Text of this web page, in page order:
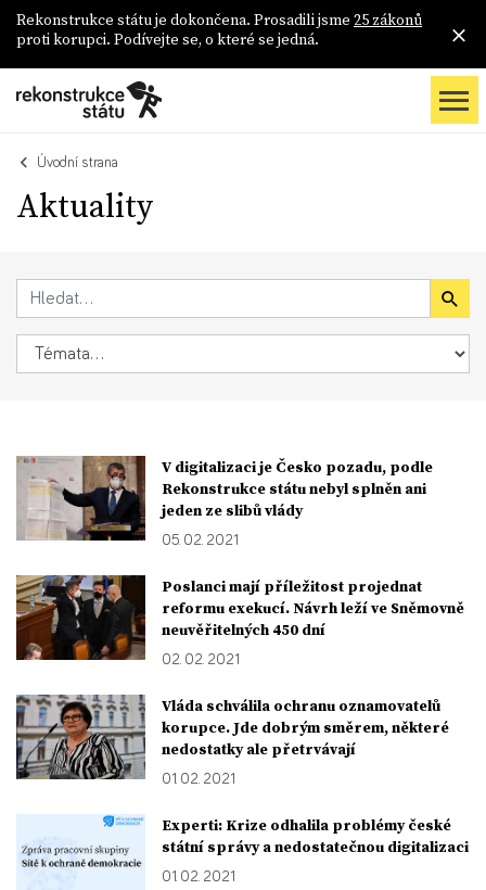
Rekonstrukce státu je dokončena. Prosadili jsme 25 zákonů
proti korupci. Podívejte se, o které se jedná.
Úvodní strana
Aktuality
V digitalizaci je Česko pozadu, podle
Rekonstrukce státu nebyl splněn ani
jeden ze slibů vlády
05. 02. 2021
Poslanci mají příležitost projednat
reformu exekucí. Návrh leží ve Sněmovně
neuvěřitelných 450 dní
02. 02. 2021
Vláda schválila ochranu oznamovatelů
korupce. Jde dobrým směrem, některé
nedostatky ale přetrvávají
01. 02. 2021
Experti: Krize odhalila problémy české
státní správy a nedostatečnou digitalizaci
01. 02. 2021